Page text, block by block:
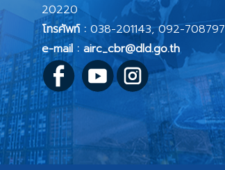
20220
โทรศัพท์ :038-201143, 092-
e-mail : airc_cbr@dld.go.th